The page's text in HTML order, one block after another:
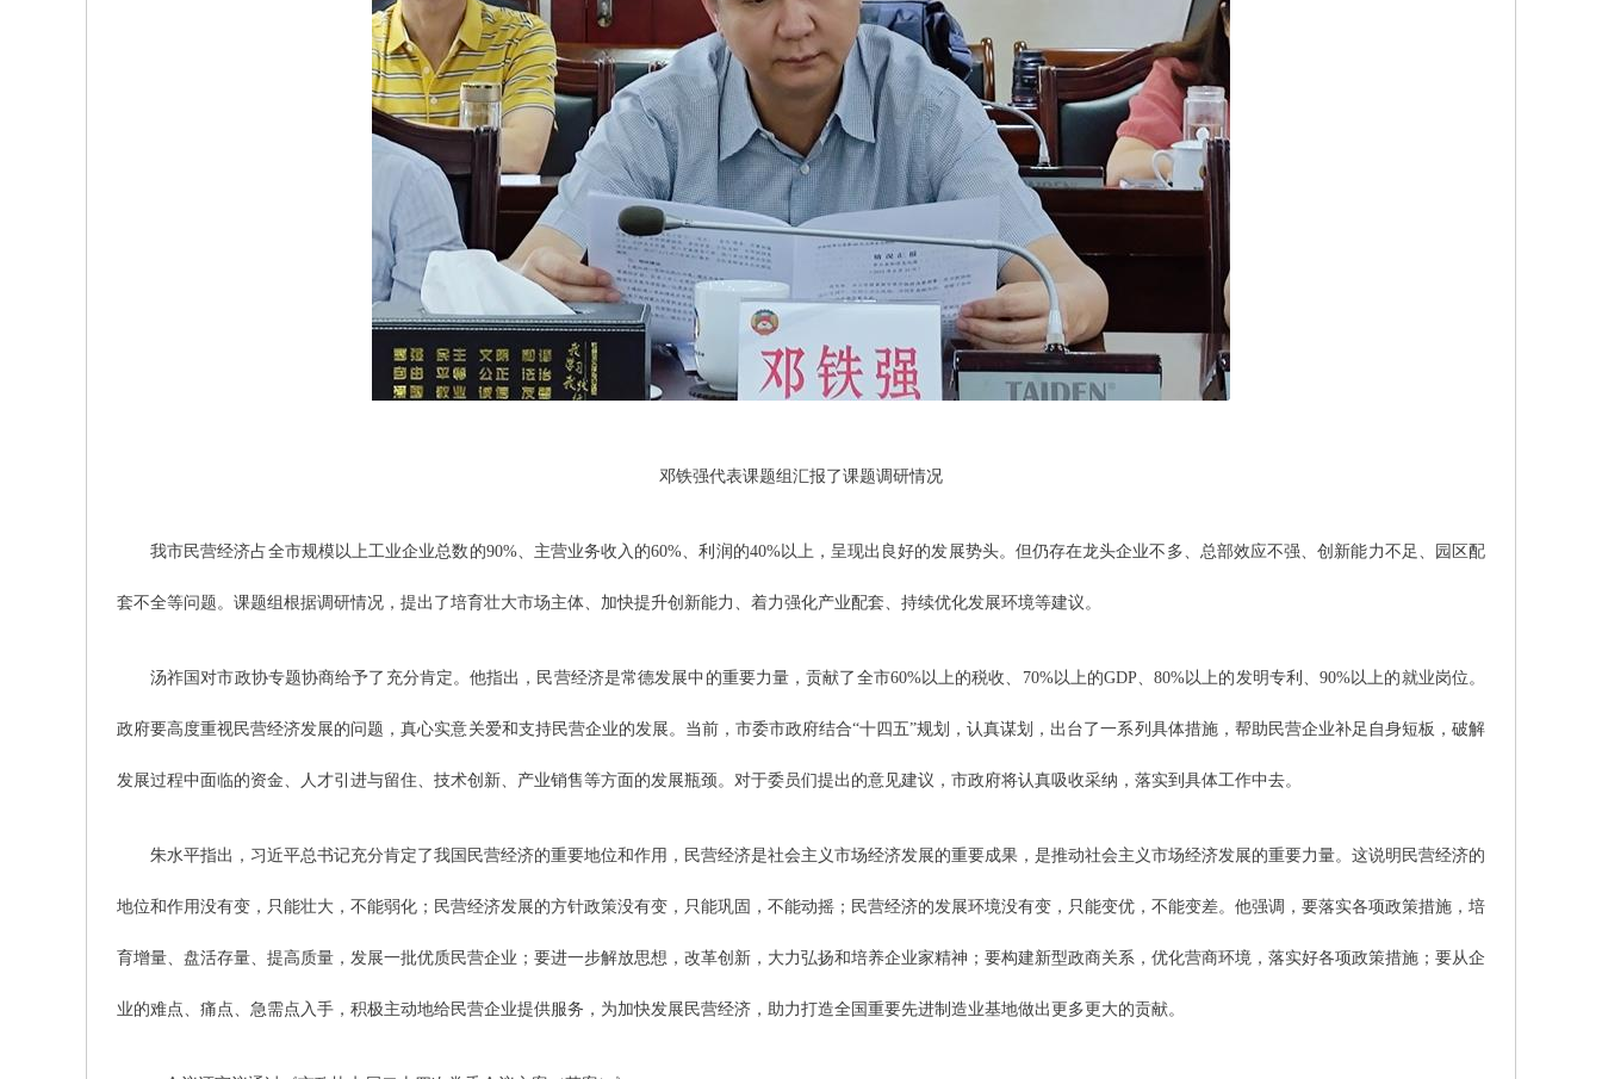
邓铁强代表课题组汇报了课题调研情况
我市民营经济占全市规模以上工业企业总数的90%、主营业务收入的60%、利润的40%以上，呈现出良好的发展势头。但仍存在龙头企业不多、总部效应不强、创新能力不足、园区配
套不全等问题。课题组根据调研情况，提出了培育壮大市场主体、加快提升创新能力、着力强化产业配套、持续优化发展环境等建议。
汤祚国对市政协专题协商给予了充分肯定。他指出，民营经济是常德发展中的重要力量，贡献了全市60%以上的税收、70%以上的GDP、80%以上的发明专利、90%以上的就业岗位。
政府要高度重视民营经济发展的问题，真心实意关爱和支持民营企业的发展。当前，市委市政府结合“十四五”规划，认真谋划，出台了一系列具体措施，帮助民营企业补足自身短板，破解
发展过程中面临的资金、人才引进与留住、技术创新、产业销售等方面的发展瓶颈。对于委员们提出的意见建议，市政府将认真吸收采纳，落实到具体工作中去。
朱水平指出，习近平总书记充分肯定了我国民营经济的重要地位和作用，民营经济是社会主义市场经济发展的重要成果，是推动社会主义市场经济发展的重要力量。这说明民营经济的
地位和作用没有变，只能壮大，不能弱化；民营经济发展的方针政策没有变，只能巩固，不能动摇；民营经济的发展环境没有变，只能变优，不能变差。他强调，要落实各项政策措施，培
育增量、盘活存量、提高质量，发展一批优质民营企业；要进一步解放思想，改革创新，大力弘扬和培养企业家精神；要构建新型政商关系，优化营商环境，落实好各项政策措施；要从企
业的难点、痛点、急需点入手，积极主动地给民营企业提供服务，为加快发展民营经济，助力打造全国重要先进制造业基地做出更多更大的贡献。